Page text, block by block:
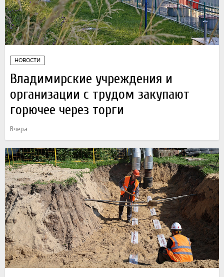
НОВОСТИ
Владимирские учреждения и
организации с трудом закупают
горючее через торги
Вчера